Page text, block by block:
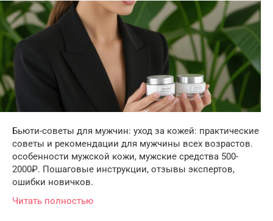
Бьюти-советы для мужчин: уход за кожей: практические
советы и рекомендации для мужчины всех возрастов.
особенности мужской кожи, мужские средства 500-
2000₽. Пошаговые инструкции, отзывы экспертов,
ошибки новичков.
Читать полностью